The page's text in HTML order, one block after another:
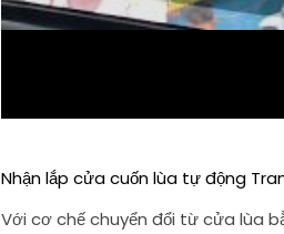
Nhận lắp cửa cuốn lùa tự động
Với cơ chế chuyển đổi từ cửa lùa